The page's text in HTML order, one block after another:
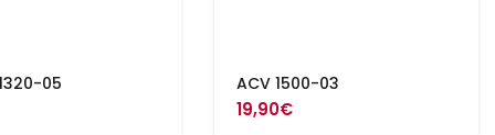
05 ACV 1500-03
19,90€